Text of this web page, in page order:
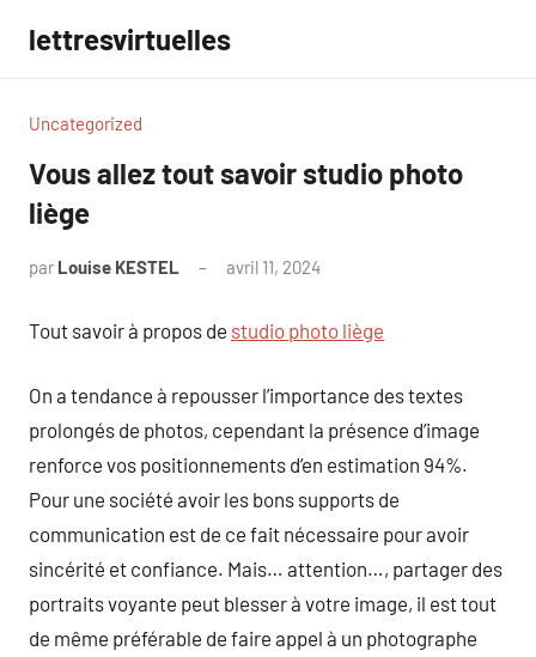
contenu
lettresvirtuelles
Uncategorized
Vous allez tout savoir studio photo
liège
par Louise KESTEL avril 11, 2024
Tout savoir à propos de studio photo liège
On a tendance à repousser l’importance des textes
prolongés de photos, cependant la présence d’image
renforce vos positionnements d’en estimation 94%.
Pour une société avoir les bons supports de
communication est de ce fait nécessaire pour avoir
sincérité et confiance. Mais… attention…, partager des
portraits voyante peut blesser à votre image, il est tout
de même préférable de faire appel à un photographe